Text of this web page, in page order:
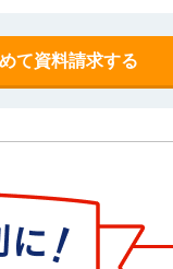
て資料請求する